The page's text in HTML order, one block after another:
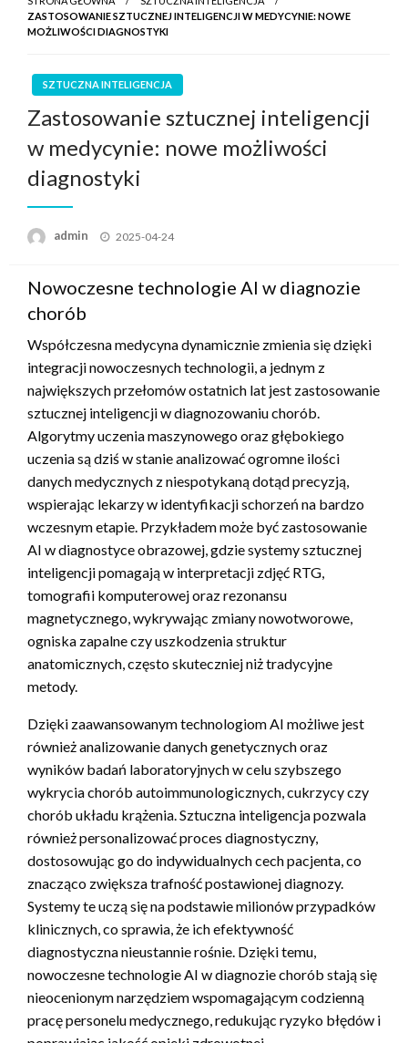
ZASTOSOWANIE SZTUCZNEJ INTELIGENCJI W MEDYCYNIE: NOWE
MOŻLIWOŚCI DIAGNOSTYKI
SZTUCZNA INTELIGENCJA
Zastosowanie sztucznej inteligencji
w medycynie: nowe możliwości
diagnostyki
admin
Opublikowane
2025-04-24
Nowoczesne technologie AI w diagnozie
chorób
Współczesna medycyna dynamicznie zmienia się dzięki
integracji nowoczesnych technologii, a jednym z
największych przełomów ostatnich lat jest zastosowanie
sztucznej inteligencji w diagnozowaniu chorób.
Algorytmy uczenia maszynowego oraz głębokiego
uczenia są dziś w stanie analizować ogromne ilości
danych medycznych z niespotykaną dotąd precyzją,
wspierając lekarzy w identyfikacji schorzeń na bardzo
wczesnym etapie. Przykładem może być zastosowanie
AI w diagnostyce obrazowej, gdzie systemy sztucznej
inteligencji pomagają w interpretacji zdjęć RTG,
tomografii komputerowej oraz rezonansu
magnetycznego, wykrywając zmiany nowotworowe,
ogniska zapalne czy uszkodzenia struktur
anatomicznych, często skuteczniej niż tradycyjne
metody.
Dzięki zaawansowanym technologiom AI możliwe jest
również analizowanie danych genetycznych oraz
wyników badań laboratoryjnych w celu szybszego
wykrycia chorób autoimmunologicznych, cukrzycy czy
chorób układu krążenia. Sztuczna inteligencja pozwala
również personalizować proces diagnostyczny,
dostosowując go do indywidualnych cech pacjenta, co
znacząco zwiększa trafność postawionej diagnozy.
Systemy te uczą się na podstawie milionów przypadków
klinicznych, co sprawia, że ich efektywność
diagnostyczna nieustannie rośnie. Dzięki temu,
nowoczesne technologie AI w diagnozie chorób stają się
nieocenionym narzędziem wspomagającym codzienną
pracę personelu medycznego, redukując ryzyko błędów i